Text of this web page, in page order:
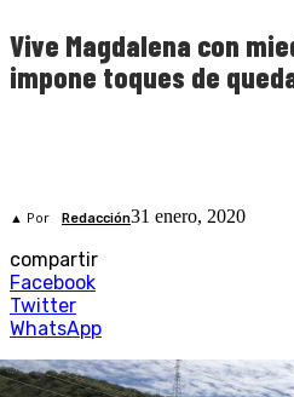
Vive Magdalena con
impone toques de
▲ Por Redacción31 enero, 2020
compartir
Facebook
Twitter
WhatsApp